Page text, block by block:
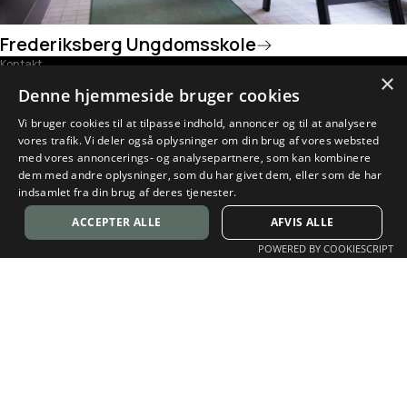
Frederiksberg Ungdomsskole
Kontakt
Rentemestervej 39
Tel:4025 2206
Email:mrl@indret.nu
Bank: 7670 – 2910029
CVR: 30325672
Til Erhverv
×
Denne hjemmeside bruger cookies
Vi bruger cookies til at tilpasse indhold, annoncer og til at analysere
vores trafik. Vi deler også oplysninger om din brug af vores websted
med vores annoncerings- og analysepartnere, som kan kombinere
dem med andre oplysninger, som du har givet dem, eller som de har
indsamlet fra din brug af deres tjenester.
ACCEPTER ALLE
AFVIS ALLE
POWERED BY COOKIESCRIPT